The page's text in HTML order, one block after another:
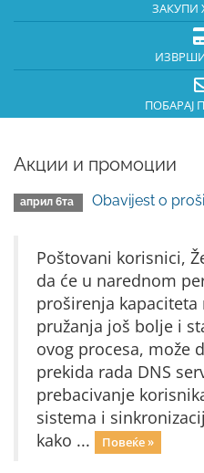
ЗАКУПИ
ПОБАРАЈ
Акции и промоции
април 6та Obavijest o
Poštovani korisnici,
da će u narednom
proširenja
pružanja još bolje i
ovog procesa, može
prekida rada DNS
prebacivanje
sistema i
kako ...
Повеќе »